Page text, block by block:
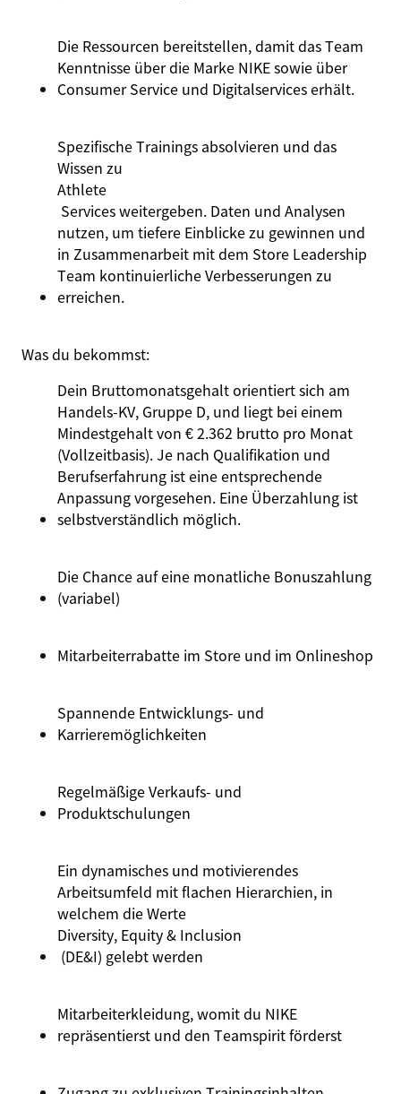
Die Ressourcen bereitstellen, damit das Team
Kenntnisse über die Marke NIKE sowie über
Consumer Service und Digitalservices erhält.
Spezifische Trainings absolvieren und das
Wissen zu
Athlete
Services weitergeben. Daten und Analysen
nutzen, um tiefere Einblicke zu gewinnen und
in Zusammenarbeit mit dem Store Leadership
Team kontinuierliche Verbesserungen zu
erreichen.
Was du bekommst:
Dein Bruttomonatsgehalt orientiert sich am
Handels-KV, Gruppe D, und liegt bei einem
Mindestgehalt von € 2.362 brutto pro Monat
(Vollzeitbasis). Je nach Qualifikation und
Berufserfahrung ist eine entsprechende
Anpassung vorgesehen. Eine Überzahlung ist
selbstverständlich möglich.
Die Chance auf eine monatliche Bonuszahlung
(variabel)
Mitarbeiterrabatte im Store und im Onlineshop
Spannende Entwicklungs- und
Karrieremöglichkeiten
Regelmäßige Verkaufs- und
Produktschulungen
Ein dynamisches und motivierendes
Arbeitsumfeld mit flachen Hierarchien, in
welchem die Werte
Diversity, Equity & Inclusion
(DE&I) gelebt werden
Mitarbeiterkleidung, womit du NIKE
repräsentierst und den Teamspirit förderst